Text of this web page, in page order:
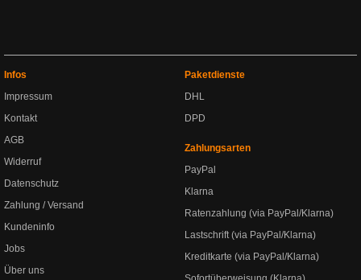
Infos
Impressum
Kontakt
AGB
Widerruf
Datenschutz
Zahlung / Versand
Kundeninfo
Jobs
Über uns
Paketdienste
DHL
DPD
Zahlungsarten
PayPal
Klarna
Ratenzahlung (via PayPal/Klarna)
Lastschrift (via PayPal/Klarna)
Kreditkarte (via PayPal/Klarna)